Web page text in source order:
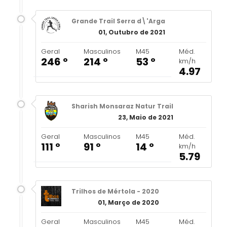
Grande Trail Serra d\'Arga
01, Outubro de 2021
Geral
246 º
Masculinos
214 º
M45
53 º
Méd.
km/h
4.97
Sharish Monsaraz Natur Trail
23, Maio de 2021
Geral
111 º
Masculinos
91 º
M45
14 º
Méd.
km/h
5.79
Trilhos de Mértola - 2020
01, Março de 2020
Geral Masculinos M45
Méd.